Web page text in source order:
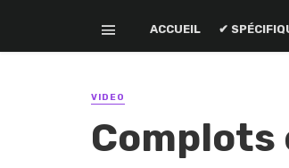
ACCUEIL ✔
VIDEO